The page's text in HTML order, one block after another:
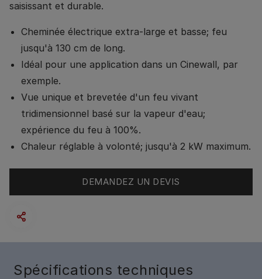
saisissant et durable.
Cheminée électrique extra-large et basse; feu
jusqu'à 130 cm de long.
Idéal pour une application dans un Cinewall, par
exemple.
Vue unique et brevetée d'un feu vivant
tridimensionnel basé sur la vapeur d'eau;
expérience du feu à 100%.
Chaleur réglable à volonté; jusqu'à 2 kW maximum.
DEMANDEZ UN DEVIS
Spécifications techniques